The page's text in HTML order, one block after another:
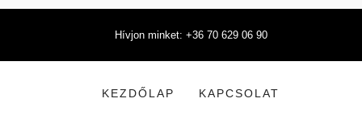
Hívjon minket: +36 70 629 06 90
KEZDŐLAP KAPCSOLAT